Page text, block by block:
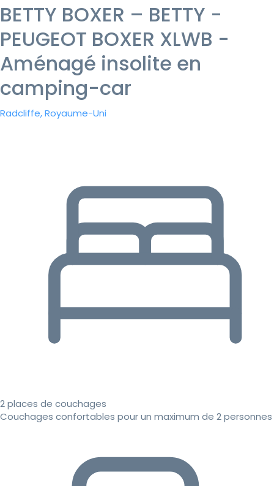
BETTY BOXER – BETTY -
PEUGEOT BOXER XLWB -
Aménagé insolite en
camping-car
Radcliffe, Royaume-Uni
2 places de couchages
Couchages confortables pour un maximum de 2 personnes